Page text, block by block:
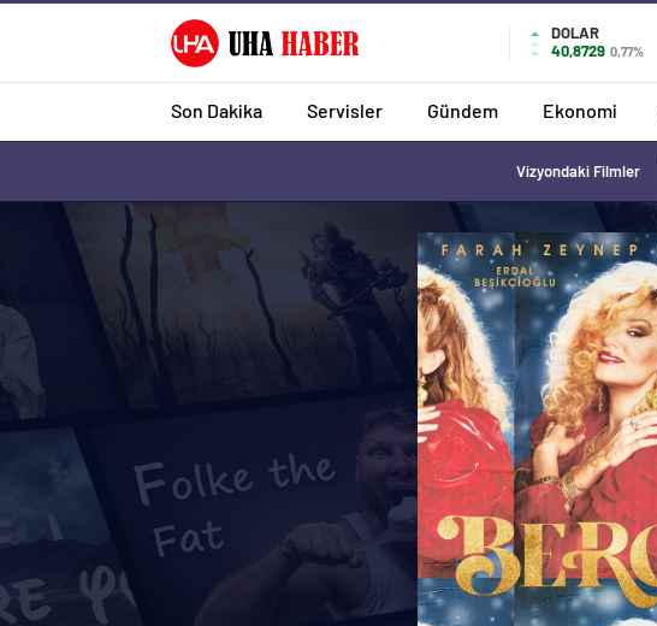
DOLAR
40,8729 0,77%
Son Dakika Servisler Gündem Ekonomi
Vizyondaki Filmler